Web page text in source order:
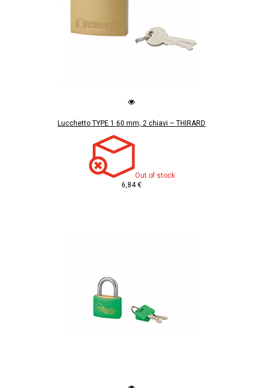
Lucchetto TYPE 1 60 mm, 2 chiavi – THIRARD
Out of stock
6,84 €